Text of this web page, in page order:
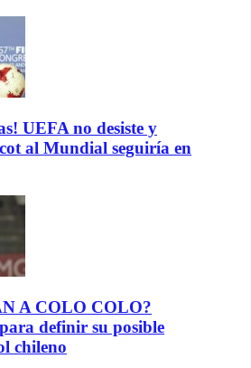
UEFA no desiste y
al Mundial seguiría en
A COLO COLO?
definir su posible
chileno